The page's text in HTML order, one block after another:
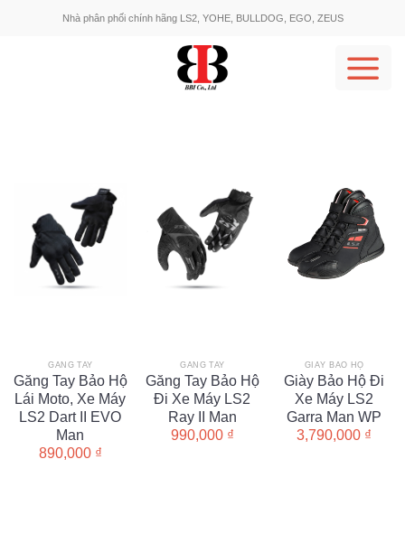
Nhà phân phối chính hãng LS2, YOHE, BULLDOG, EGO, ZEUS
GĂNG TAY
Găng Tay Bảo Hộ
Lái Moto, Xe Máy
LS2 Dart II EVO
Man
890,000 ₫
GĂNG TAY
Găng Tay Bảo Hộ
Đi Xe Máy LS2
Ray II Man
990,000 ₫
GIÀY BẢO HỘ
Giày Bảo Hộ Đi
Xe Máy LS2
Garra Man WP
3,790,000 ₫